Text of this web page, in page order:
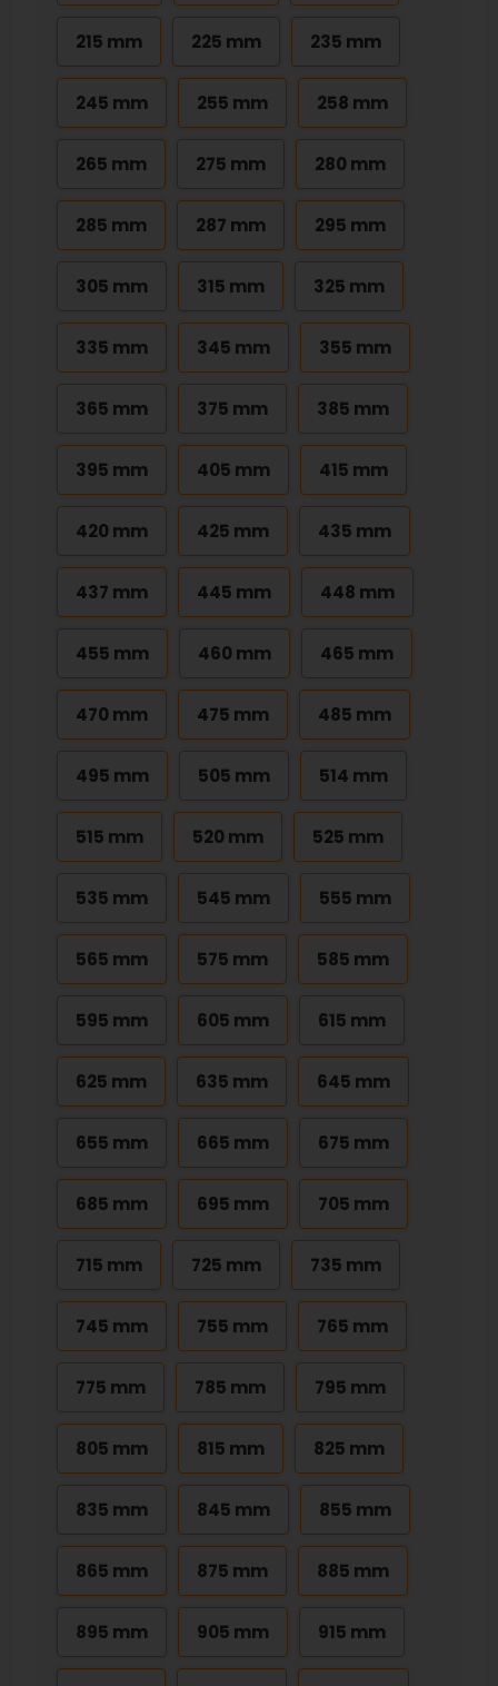
215 mm 225 mm 235 mm
245 mm 255 mm 258 mm
265 mm 275 mm 280 mm
285 mm 287 mm 295 mm
305 mm 315 mm 325 mm
335 mm 345 mm 355 mm
365 mm 375 mm 385 mm
395 mm 405 mm 415 mm
420 mm 425 mm 435 mm
437 mm 445 mm 448 mm
455 mm 460 mm 465 mm
470 mm 475 mm 485 mm
495 mm 505 mm 514 mm
515 mm 520 mm 525 mm
535 mm 545 mm 555 mm
565 mm 575 mm 585 mm
595 mm 605 mm 615 mm
625 mm 635 mm 645 mm
655 mm 665 mm 675 mm
685 mm 695 mm 705 mm
715 mm 725 mm 735 mm
745 mm 755 mm 765 mm
775 mm 785 mm 795 mm
805 mm 815 mm 825 mm
835 mm 845 mm 855 mm
865 mm 875 mm 885 mm
895 mm 905 mm 915 mm